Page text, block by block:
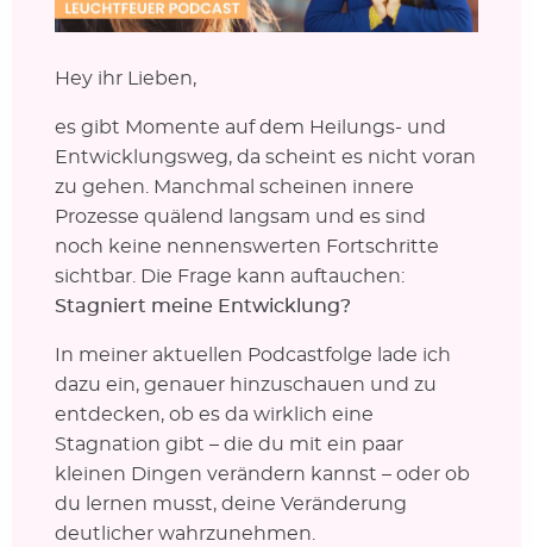
Hey ihr Lieben,
es gibt Momente auf dem Heilungs- und
Entwicklungsweg, da scheint es nicht voran
zu gehen. Manchmal scheinen innere
Prozesse quälend langsam und es sind
noch keine nennenswerten Fortschritte
sichtbar. Die Frage kann auftauchen:
Stagniert meine Entwicklung?
In meiner aktuellen Podcastfolge lade ich
dazu ein, genauer hinzuschauen und zu
entdecken, ob es da wirklich eine
Stagnation gibt – die du mit ein paar
kleinen Dingen verändern kannst – oder ob
du lernen musst, deine Veränderung
deutlicher wahrzunehmen.